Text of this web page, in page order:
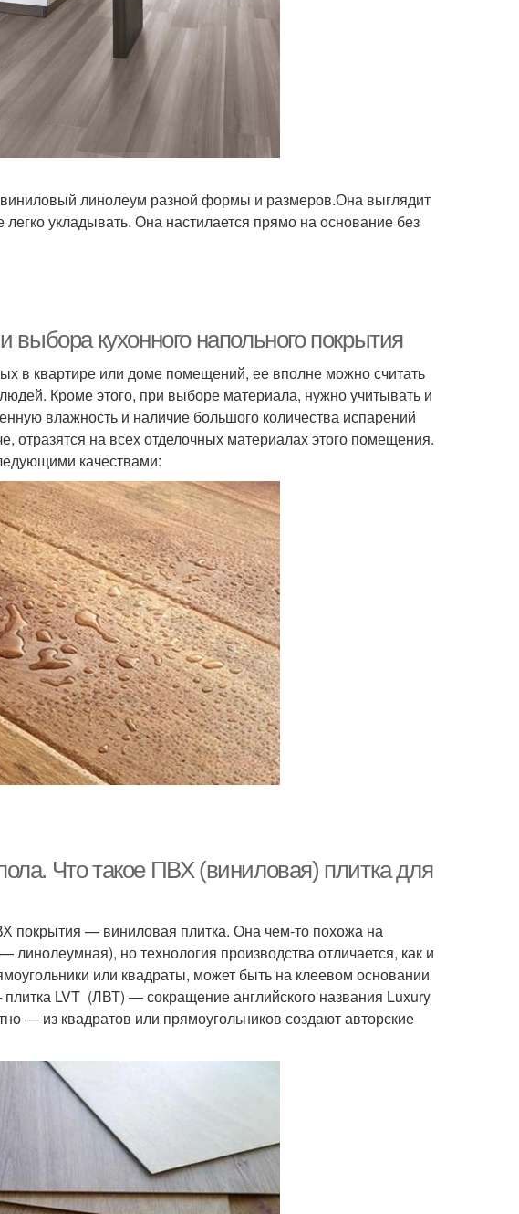
линолеум разной формы и размеров.Она выглядит
укладывать. Она настилается прямо на основание без
кухонного напольного покрытия
в квартире или доме помещений, ее вполне можно считать
Кроме этого, при выборе материала, нужно учитывать и
влажность и наличие большого количества испарений
отразятся на всех отделочных материалах этого помещения.
качествами:
Что такое ПВХ (виниловая) плитка для
покрытия — виниловая плитка. Она чем-то похожа на
но технология производства отличается, как и
или квадраты, может быть на клеевом основании
LVT (ЛВТ) — сокращение английского названия Luxury
— из квадратов или прямоугольников создают авторские